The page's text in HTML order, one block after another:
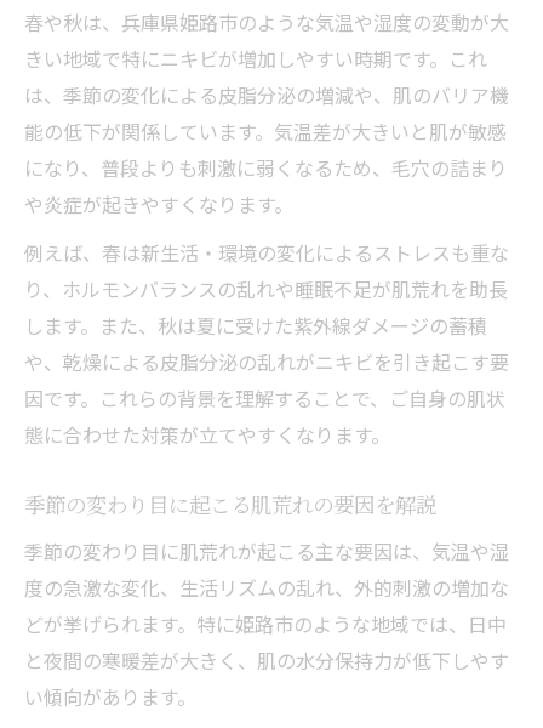
春や秋は、兵庫県姫路市のような気温や湿度の変動が大
きい地域で特にニキビが増加しやすい時期です。これ
は、季節の変化による皮脂分泌の増減や、肌のバリア機
能の低下が関係しています。気温差が大きいと肌が敏感
になり、普段よりも刺激に弱くなるため、毛穴の詰まり
や炎症が起きやすくなります。
例えば、春は新生活・環境の変化によるストレスも重な
り、ホルモンバランスの乱れや睡眠不足が肌荒れを助長
します。また、秋は夏に受けた紫外線ダメージの蓄積
や、乾燥による皮脂分泌の乱れがニキビを引き起こす要
因です。これらの背景を理解することで、ご自身の肌状
態に合わせた対策が立てやすくなります。
季節の変わり目に起こる肌荒れの要因を解説
季節の変わり目に肌荒れが起こる主な要因は、気温や湿
度の急激な変化、生活リズムの乱れ、外的刺激の増加な
どが挙げられます。特に姫路市のような地域では、日中
と夜間の寒暖差が大きく、肌の水分保持力が低下しやす
い傾向があります。